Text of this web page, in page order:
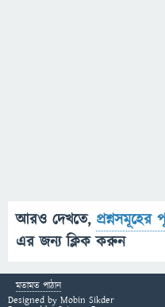
আরও দেখতে, প্রশ্নসমূহের
এর জন্য ক্লিক করুন
মতামত পাঠান
Designed by Mobin Sikder